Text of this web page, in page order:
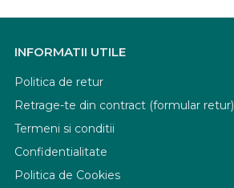
INFORMATII UTILE
Politica de retur
Retrage-te din contract (formular retur)
Termeni si conditii
Confidentialitate
Politica de Cookies